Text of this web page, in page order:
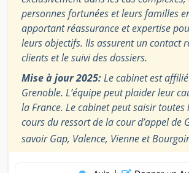
personnes fortunées et leurs familles
apportant réassurance et expertise
leurs objectifs. Ils assurent un contact
clients et le suivi des dossiers.
Mise à jour 2025:Le cabinet est
Grenoble. L’équipe peut plaider leur
la France. Le cabinet peut saisir toutes
cours du ressort de la cour d’appel de
savoir Gap, Valence, Vienne et